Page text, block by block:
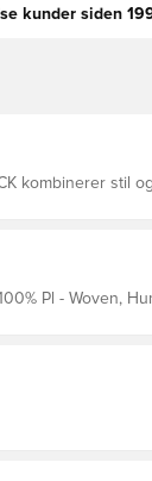
kunder siden
kombinerer stil
Pl - Woven,